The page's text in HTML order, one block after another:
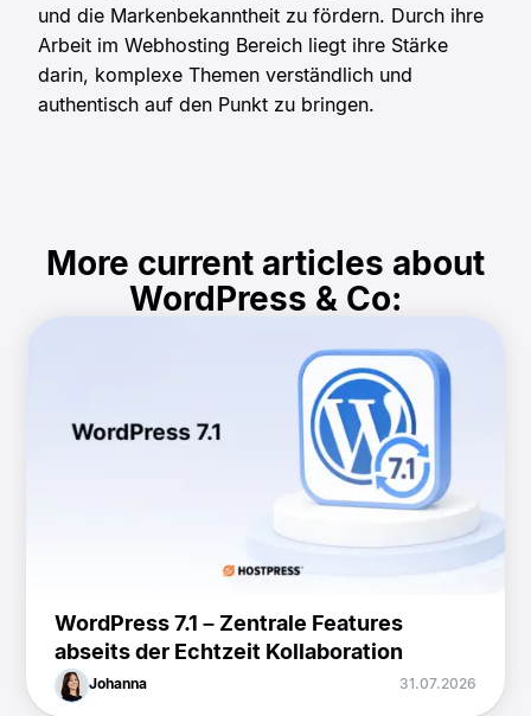
und die Markenbekanntheit zu fördern. Durch ihre
Arbeit im Webhosting Bereich liegt ihre Stärke
darin, komplexe Themen verständlich und
authentisch auf den Punkt zu bringen.
More current articles about
WordPress & Co:
WordPress 7.1 – Zentrale Features
abseits der Echtzeit Kollaboration
Johanna 31.07.2026